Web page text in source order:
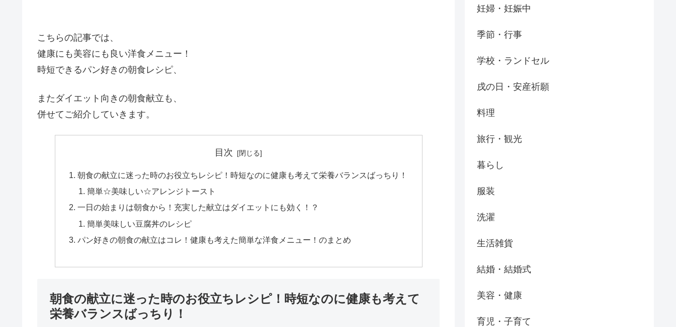
こちらの記事では、
健康にも美容にも良い洋食メニュー！
時短できるパン好きの朝食レシピ、
またダイエット向きの朝食献立も、
併せてご紹介していきます。
目次
朝食の献立に迷った時のお役立ちレシピ！時短なのに健康も考えて栄養バランスばっちり！
簡単☆美味しい☆アレンジトースト
一日の始まりは朝食から！充実した献立はダイエットにも効く！？
簡単美味しい豆腐丼のレシピ
パン好きの朝食の献立はコレ！健康も考えた簡単な洋食メニュー！のまとめ
朝食の献立に迷った時のお役立ちレシピ！時短なのに健康も考えて
栄養バランスばっちり！
妊婦・妊娠中
季節・行事
学校・ランドセル
戌の日・安産祈願
料理
旅行・観光
暮らし
服装
洗濯
生活雑貨
結婚・結婚式
美容・健康
育児・子育て